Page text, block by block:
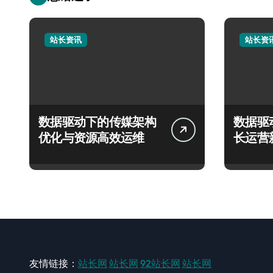
站长资讯
数据驱动下的传媒架构
优化与资源高效运维
站长资
数据驱
长运营
友情链接： 站长网 站长网 92站长网 站长网